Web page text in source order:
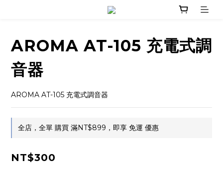
AROMA AT-105 充電式調
音器
AROMA AT-105 充電式調音器
全店，全單 購買 滿NT$899，即享 免運 優惠
NT$300